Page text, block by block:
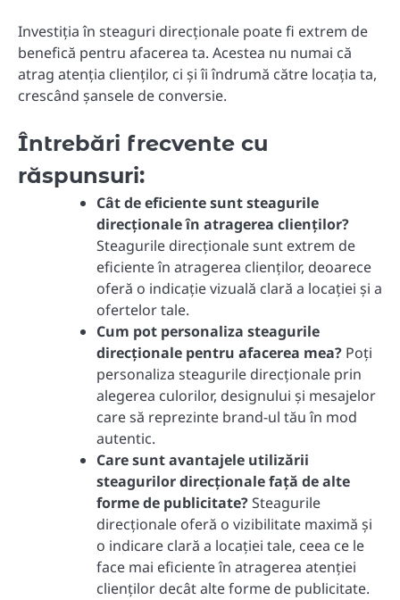
Investiția în steaguri direcționale poate fi extrem de
benefică pentru afacerea ta. Acestea nu numai că
atrag atenția clienților, ci și îi îndrumă către locația ta,
crescând șansele de conversie.
Întrebări frecvente cu
răspunsuri:
Cât de eficiente sunt steagurile
direcționale în atragerea clienților?
Steagurile direcționale sunt extrem de
eficiente în atragerea clienților, deoarece
oferă o indicație vizuală clară a locației și a
ofertelor tale.
Cum pot personaliza steagurile
direcționale pentru afacerea mea? Poți
personaliza steagurile direcționale prin
alegerea culorilor, designului și mesajelor
care să reprezinte brand-ul tău în mod
autentic.
Care sunt avantajele utilizării
steagurilor direcționale față de alte
forme de publicitate?Steagurile
direcționale oferă o vizibilitate maximă și
o indicare clară a locației tale, ceea ce le
face mai eficiente în atragerea atenției
clienților decât alte forme de publicitate.